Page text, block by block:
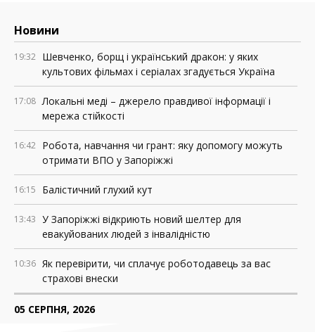
Новини
19:32 Шевченко, борщ і український дракон: у яких
культових фільмах і серіалах згадується Україна
17:08 Локальні меді – джерело правдивої інформації і
мережа стійкості
16:42 Робота, навчання чи грант: яку допомогу можуть
отримати ВПО у Запоріжжі
16:15 Балістичний глухий кут
13:43 У Запоріжжі відкриють новий шелтер для
евакуйованих людей з інвалідністю
10:36 Як перевірити, чи сплачує роботодавець за вас
страхові внески
05 СЕРПНЯ, 2026